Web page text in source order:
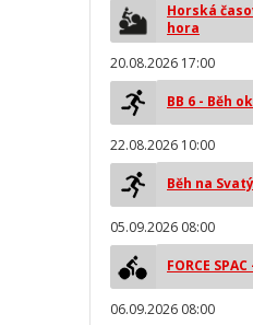
Horská
hora
20.08.2026 17:00
BB 6 - Běh
22.08.2026 10:00
Běh na
05.09.2026 08:00
FORCE
06.09.2026 08:00